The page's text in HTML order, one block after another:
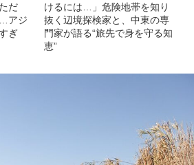
だ
アジ
ぎ
けるには…」危険地帯を知り
抜く辺境探検家と、中東の専
門家が語る“旅先で身を守る知
恵”